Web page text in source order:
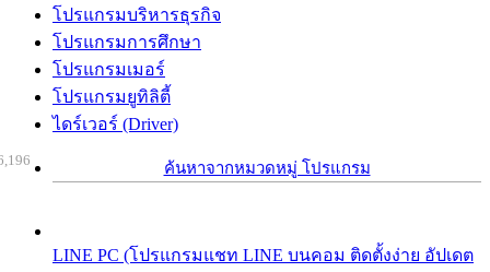
โปรแกรมบริหารธุรกิจ
โปรแกรมการศึกษา
โปรแกรมเมอร์
โปรแกรมยูทิลิตี้
ไดร์เวอร์ (Driver)
ค้นหาจากหมวดหมู่ โปรแกรม
LINE PC (โปรแกรมแชท LINE บนคอม ติดตั้งง่าย อัปเดต